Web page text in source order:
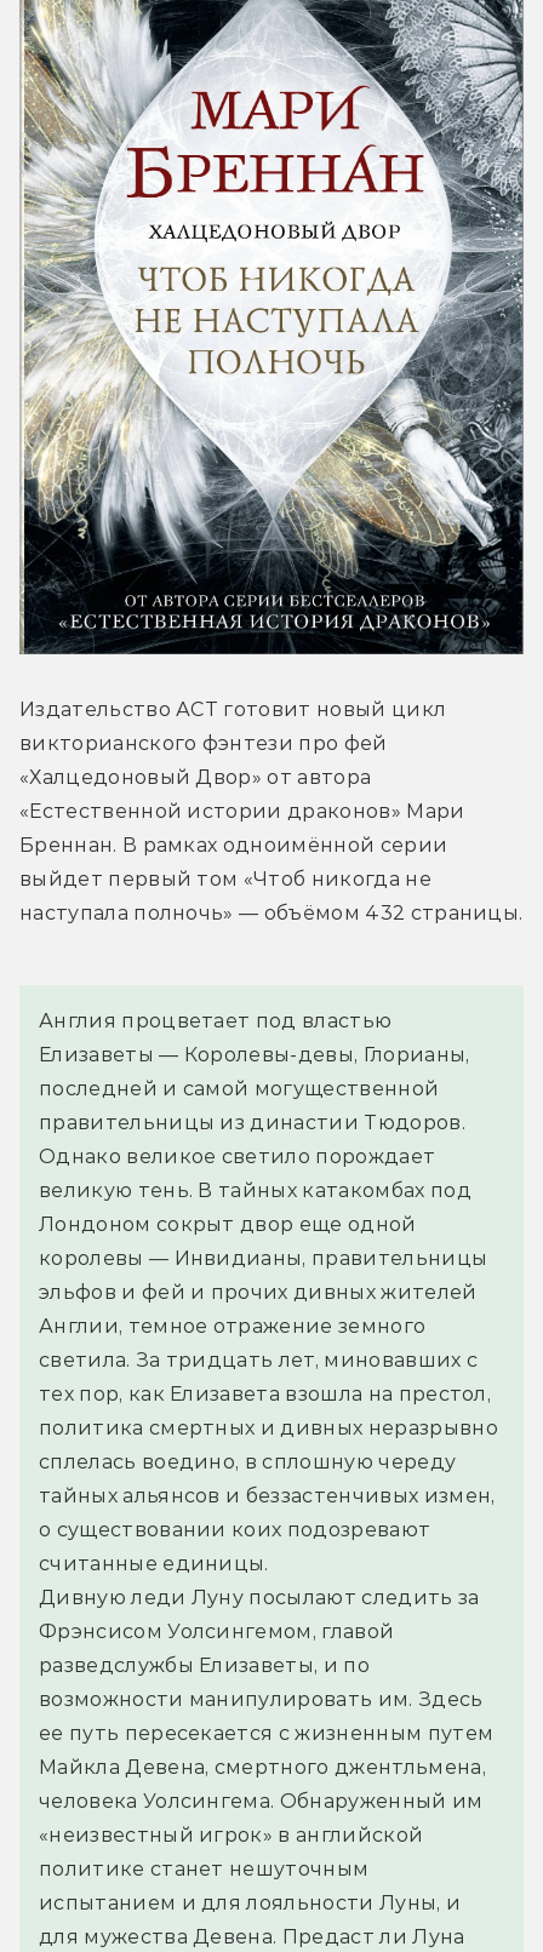
Издательство АСТ готовит новый цикл
викторианского фэнтези про фей
«Халцедоновый Двор» от автора
«Естественной истории драконов» Мари
Бреннан. В рамках одноимённой серии
выйдет первый том «Чтоб никогда не
наступала полночь» — объёмом 432 страницы.
Англия процветает под властью
Елизаветы — Королевы-девы, Глорианы,
последней и самой могущественной
правительницы из династии Тюдоров.
Однако великое светило порождает
великую тень. В тайных катакомбах под
Лондоном сокрыт двор еще одной
королевы — Инвидианы, правительницы
эльфов и фей и прочих дивных жителей
Англии, темное отражение земного
светила. За тридцать лет, миновавших с
тех пор, как Елизавета взошла на престол,
политика смертных и дивных неразрывно
сплелась воедино, в сплошную череду
тайных альянсов и беззастенчивых измен,
о существовании коих подозревают
считанные единицы.
Дивную леди Луну посылают следить за
Фрэнсисом Уолсингемом, главой
разведслужбы Елизаветы, и по
возможности манипулировать им. Здесь
ее путь пересекается с жизненным путем
Майкла Девена, смертного джентльмена,
человека Уолсингема. Обнаруженный им
«неизвестный игрок» в английской
политике станет нешуточным
испытанием и для лояльности Луны, и
для мужества Девена. Предаст ли Луна